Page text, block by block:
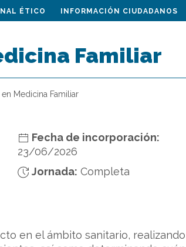
ÉTICO INFORMACIÓN CIUDADANOS
Familiar
en Medicina Familiar
Fecha de incorporación:
23/06/2026
Jornada: Completa
en el ámbito sanitario,